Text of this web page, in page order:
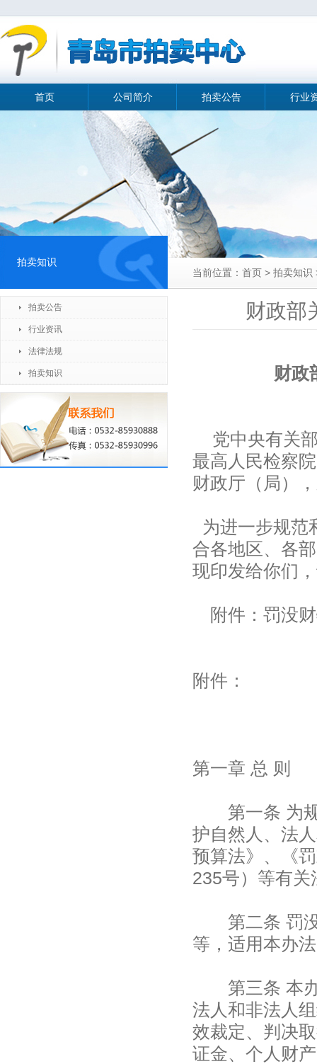
首页 公司简介 拍卖公告 行业
拍卖知识
拍卖公告
行业资讯
法律法规
拍卖知识
当前位置：首页 > 拍卖知
财政部
财政
党中央有关部
最高人民检察
财政厅（局）
为进一步规范
合各地区、各
现印发给你们
附件：罚没
附件：
第一章 总 则
第一条 为规
护自然人、法
预算法》、《
235号）等有
第二条 罚没
等，适用本办
第三条 本办
法人和非法人
效裁定、判决
证金、个人财